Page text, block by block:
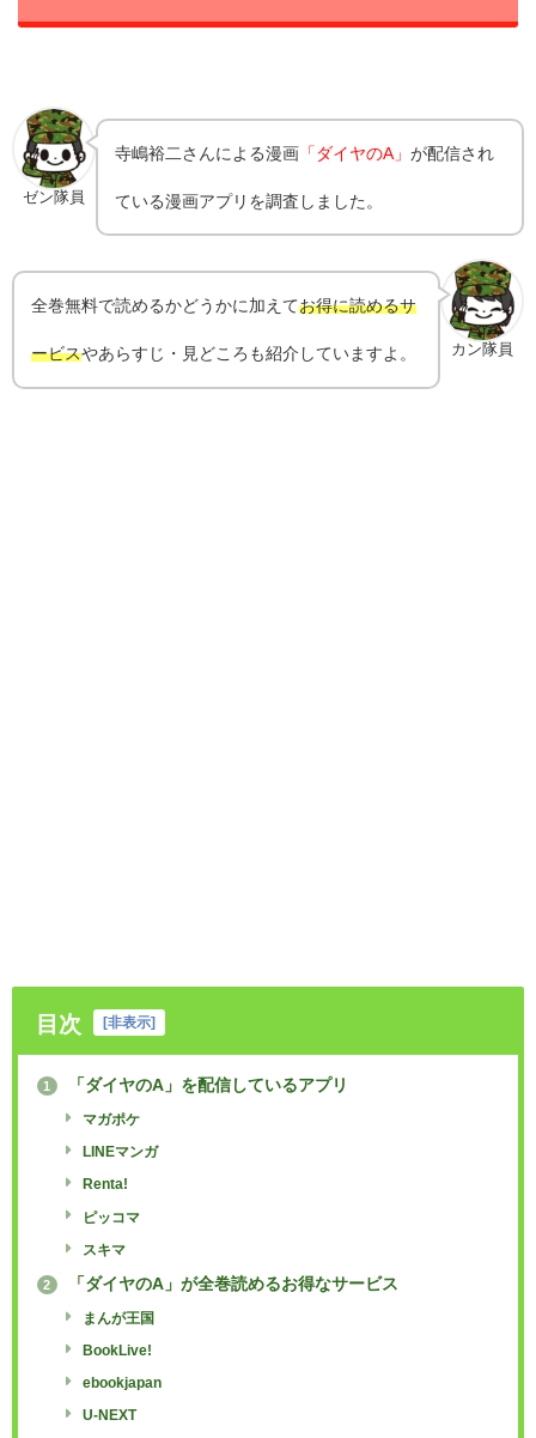
ゼン隊員
寺嶋裕二 さんによる漫画 「ダイヤのA」が配信され
ている漫画アプリを調査しました。
カン隊員
全巻無料で読めるかどうかに加えてお得に読めるサ
ービスやあらすじ・見どころも紹介していますよ。
目次 [非表示]
1 「ダイヤのA」を配信しているアプリ
マガポケ
LINEマンガ
Renta!
ピッコマ
スキマ
2 「ダイヤのA」が全巻読めるお得なサービス
まんが王国
BookLive!
ebookjapan
U-NEXT